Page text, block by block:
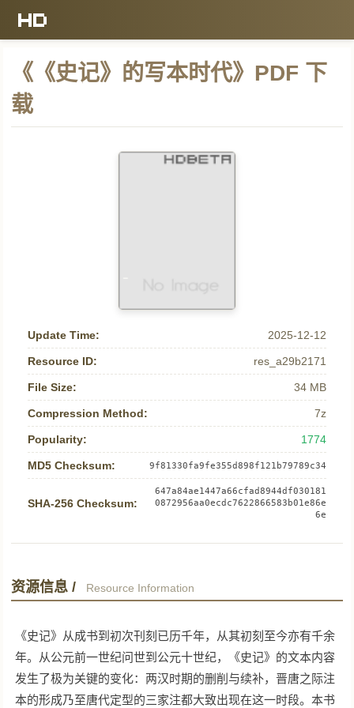
《《史记》的写本时代》PDF 下
载
Update Time: 2025-12-12
Resource ID: res_a29b2171
File Size: 34 MB
Compression Method: 7z
Popularity: 1774
MD5 Checksum: 9f81330fa9fe355d898f121b79789c34
SHA-256 Checksum:
647a84ae1447a66cfad8944df030181
0872956aa0ecdc7622866583b01e86e
6e
资源信息 / Resource Information
《史记》从成书到初次刊刻已历千年，从其初刻至今亦有千余
年。从公元前一世纪问世到公元十世纪，《史记》的文本内容
发生了极为关键的变化：两汉时期的删削与续补，晋唐之际注
本的形成乃至唐代定型的三家注都大致出现在这一时段。本书